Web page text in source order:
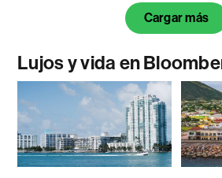
Cargar más
Lujos y vida en